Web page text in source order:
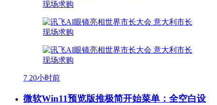
7 20小时前
微软Win11预览版推极简开始菜单：全空白设